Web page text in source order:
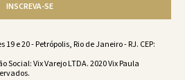
INSCREVA-SE
e 20 - Petrópolis, Rio de Janeiro - RJ. CEP:
Social: Vix Varejo LTDA. 2020 Vix Paula